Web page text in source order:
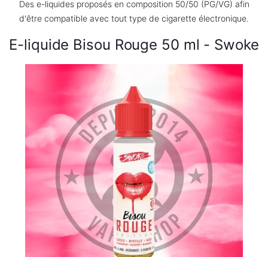
Des e-liquides proposés en composition 50/50 (PG/VG) afin
d'être compatible avec tout type de cigarette électronique.
E-liquide Bisou Rouge 50 ml - Swoke